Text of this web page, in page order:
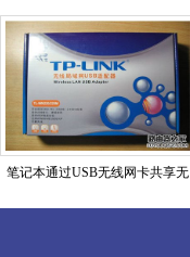
笔记本通过USB无线网卡共享无